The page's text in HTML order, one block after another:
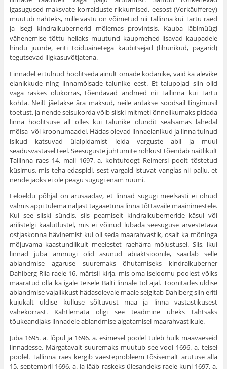
igasugused maksvate korralduste rikkumised, eesost (Vorkäufferey)
muutub nähteks, mille vastu on võimetud nii Tallinna kui Tartu raed
ja isegi kindralkubernerid mõlemas provintsis. Kauba läbimüügi
vähenemise tõttu hellaks muutund kaupmehed lisavad kaupa­dele
hindu juurde, eriti toiduainetega kaubitsejad (lihunikud, pagarid)
tegutsevad liigkasuvõtjatena.
Linnadel ei tulnud hoolitseda ainult omade kodanike, vaid ka ale­vike
elanikkude ning linnamõisade talunike eest. Et talupojad siin olid
väga raskes olukorras, tõendavad andmed nii Tallinna kui Tartu
kohta. Neilt jäetakse ära maksud, neile antakse soodsail tingimusil
toetust, ja nende seisukorda võib siiski mitmeti õnnelikumaks pidada
linna hoolitsuse all olles kui talunike olundit sealsamas lähedal
mõisa- või kroonumaadel. Hädas olevad linnaelanikud ja linna tulnud
isikud katsu­vad ülalpidamist leida varguste abil ja muul
seadusvastasel teel. Seesuguste juhtumite rohkust tõendab näitlikult
Tallinna raes 14. mail 1697. a. kohtufoogt Reimersi poolt tõstetud
küsimus, mis teha edaspidi, sest vargaid istuvat vanglas nii palju, et
nende jaoks ei ole peagu sugugi enam ruumi.
Eelöeldu põhjal on arusaadav, et linnad sugugi meelsasti ei olnud
valmis appi tulema näljast tagaaetuna linna tõttavaile maainimestele.
Kui see siiski sündis, siis peamiselt kindralkuberneride käsul või
ärilistelgi kaalutlustel, mis ei võinud lubada seesuguse arvestetava
ostjaskonna hävine­mist kui oli seda maarahvastik, osalt ka mõninga
mõjuvama kaastundlikult meelestet raehärra mõjustusel. Siis, ikui
linnad juba ammugi olid asunud abiaktsioonile, saadab selle
abiandmise agaruse suuremaks õhutamiseks kindralkuberner
Dahlberg Riia raele 16. märtsil kirja, mis oma ise­loomu poolest võiks
määratud olla ka igale teisele Balti linnale tol ajal. Toonitades üldise
abiandmise vajalikkust hädasolevale maale selgitab Dahlberg siin eriti
kujukalt üldise külluse sõltuvust maa ja linna vastas­tikusest
vahekorrast. Kahtlemata oligi see teadmine üheks tähtsaks
tõukeandjaks linnadele abiandmise algatamisel maarahvastikule.
Juba 1695. a. lõpul ja 1696. a. esimesel poolel tuleb hulk maavaeseid
linnadesse. Märgatavalt suuremaks muutub see vool 1696. a. teisel
poolel. Tallinna raes kergib vaesteprobleem tõsisemalt arutuse alla
15. septemb­ril 1696. a. ja jääb raskeks ülesandeks raele kuni 1697. a.